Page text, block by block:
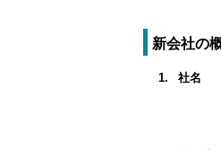
新会社の
1.
社名